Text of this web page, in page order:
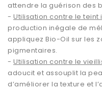
attendre la guérison des
- Utilisation contre le teint
production inégale de
appliquez Bio-Oil sur les
pigmentaires.
- Utilisation contre le
adoucit et assouplit la
d’améliorer la texture et